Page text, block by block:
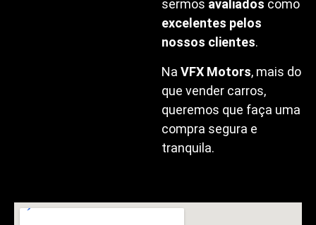
sermos avaliados como
excelentes pelos
nossos clientes.
NaVFX Motors, mais do
que vender carros,
queremos que faça uma
compra segura e
tranquila.